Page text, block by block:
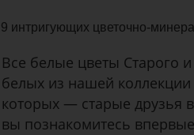
9 интригующих цветочно-
Все белые цветы Старого
белых из нашей
которых — старые друзья
вы познакомитесь